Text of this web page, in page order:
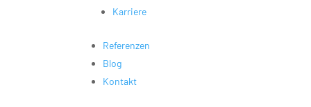
Karriere
Referenzen
Blog
Kontakt